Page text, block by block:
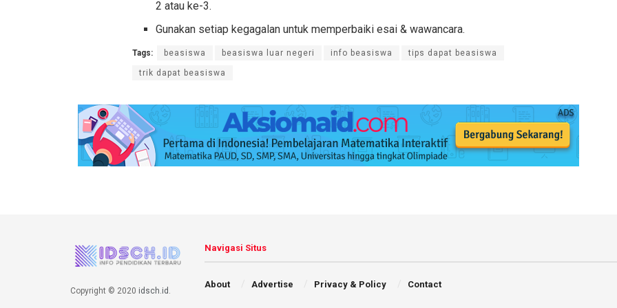
2 atau ke-3.
Gunakan setiap kegagalan untuk memperbaiki esai & wawancara.
Tags: beasiswa beasiswa luar negeri info beasiswa tips dapat beasiswa
trik dapat beasiswa
Copyright © 2020 idsch.id .
Navigasi Situs
About Advertise Privacy & Policy Contact